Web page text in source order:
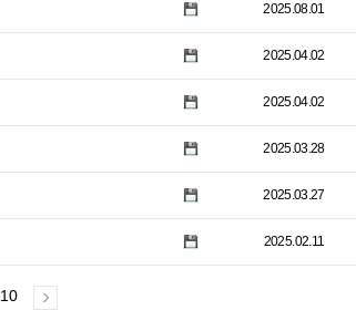
2025.08.01
2025.04.02
2025.04.02
2025.03.28
2025.03.27
2025.02.11
10